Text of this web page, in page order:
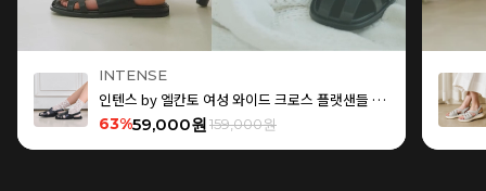
INTENSE
인텐스 by 엘칸토 여성 와이드 크로스 플랫샌들 1.5cm LCWW15I626
63%59,000원 159,000원